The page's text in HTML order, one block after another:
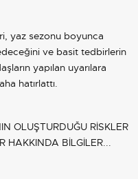
yaz sezonu boyunca
ve basit tedbirlerin
yapılan uyarılara
hatırlattı.